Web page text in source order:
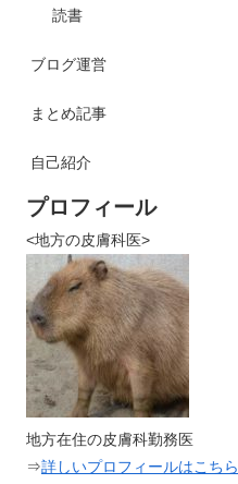
読書
ブログ運営
まとめ記事
自己紹介
プロフィール
<地方の皮膚科医>
地方在住の皮膚科勤務医
⇒詳しいプロフィールはこちら